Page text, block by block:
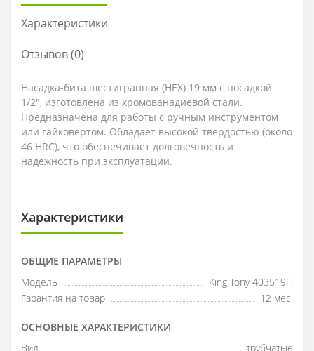
Характеристики
Отзывов (0)
Насадка-бита шестигранная (HEX) 19 мм с посадкой
1/2", изготовлена из хромованадиевой стали.
Предназначена для работы с ручным инструментом
или гайковертом. Обладает высокой твердостью (около
46 HRC), что обеспечивает долговечность и
надежность при эксплуатации.
Характеристики
ОБЩИЕ ПАРАМЕТРЫ
Модель
King Tony 403519H
Гарантия на товар
12 мес.
ОСНОВНЫЕ ХАРАКТЕРИСТИКИ
Вид
трубчатые